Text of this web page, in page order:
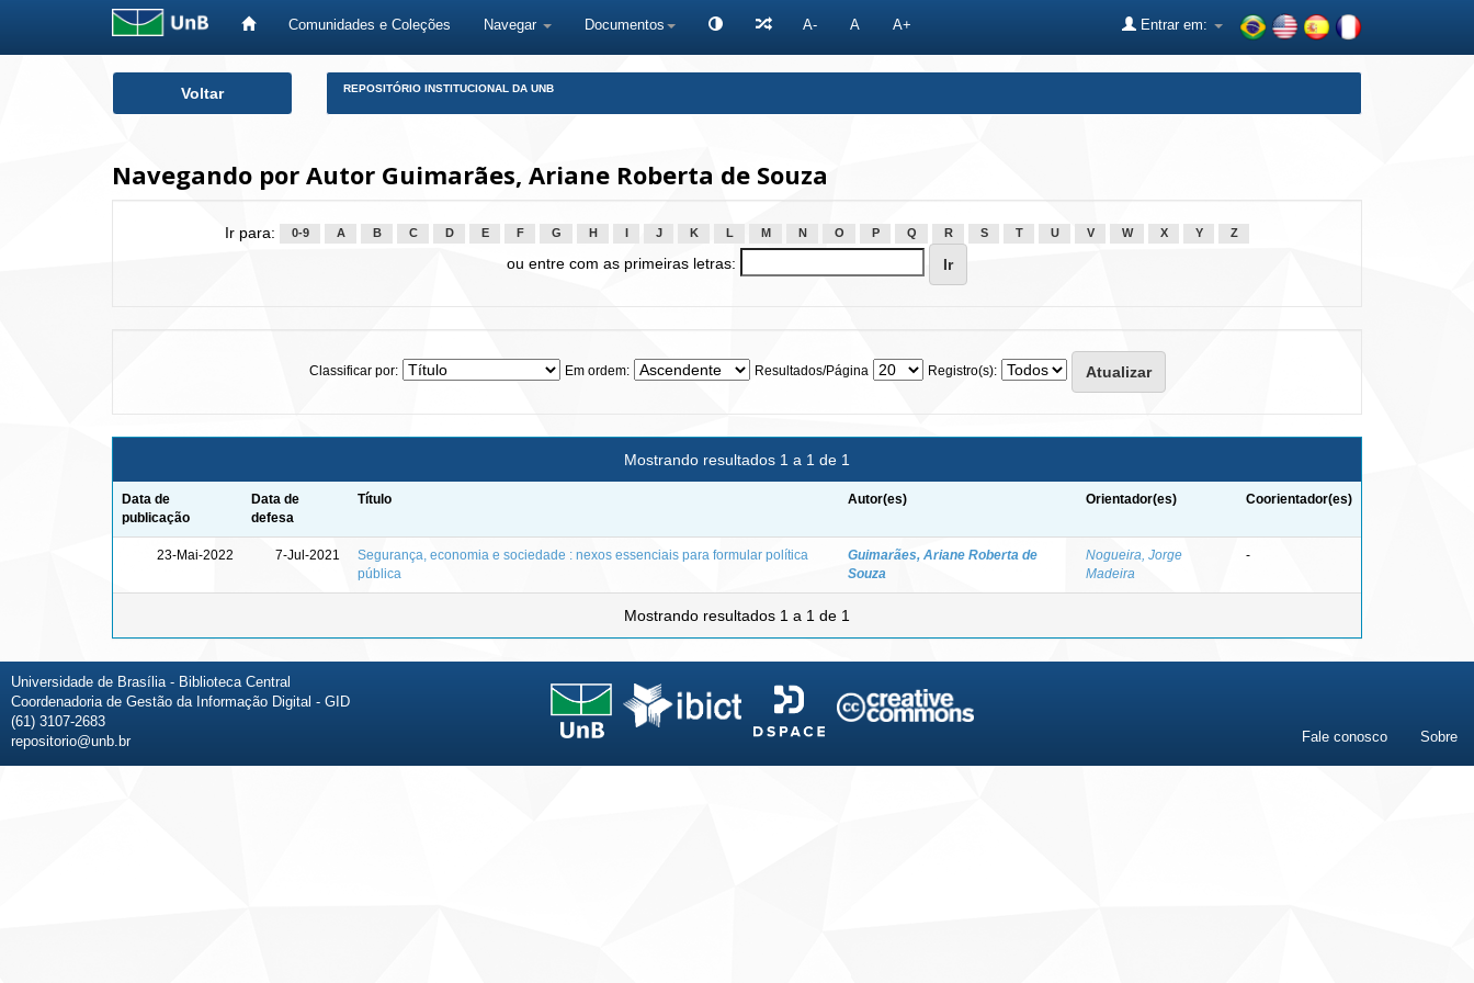
Comunidades e Coleções Navegar Documentos A- A A+ Entrar em:
Voltar REPOSITÓRIO INSTITUCIONAL DA UNB
Navegando por Autor Guimarães, Ariane Roberta de Souza
Ir para: 0-9 A B C D E F G H J K L M N O P Q R S T U V W X Y Z
ou entre com as primeiras letras:
Classificar por: Em ordem: Resultados/Página Registro(s):
Mostrando resultados 1 a 1 de 1
Data de
publicação
Data de
defesa
Título Autor(es) Orientador(es) Coorientador(es)
23-Mai-2022 7-Jul-2021
Segurança, economia e sociedade : nexos essenciais para formular política
pública
Guimarães, Ariane Roberta de
Souza
Nogueira, Jorge
Madeira
-
Mostrando resultados 1 a 1 de 1
Universidade de Brasília - Biblioteca Central
Coordenadoria de Gestão da Informação Digital - GID
(61) 3107-2683
repositorio@unb.br
Fale conosco Sobre